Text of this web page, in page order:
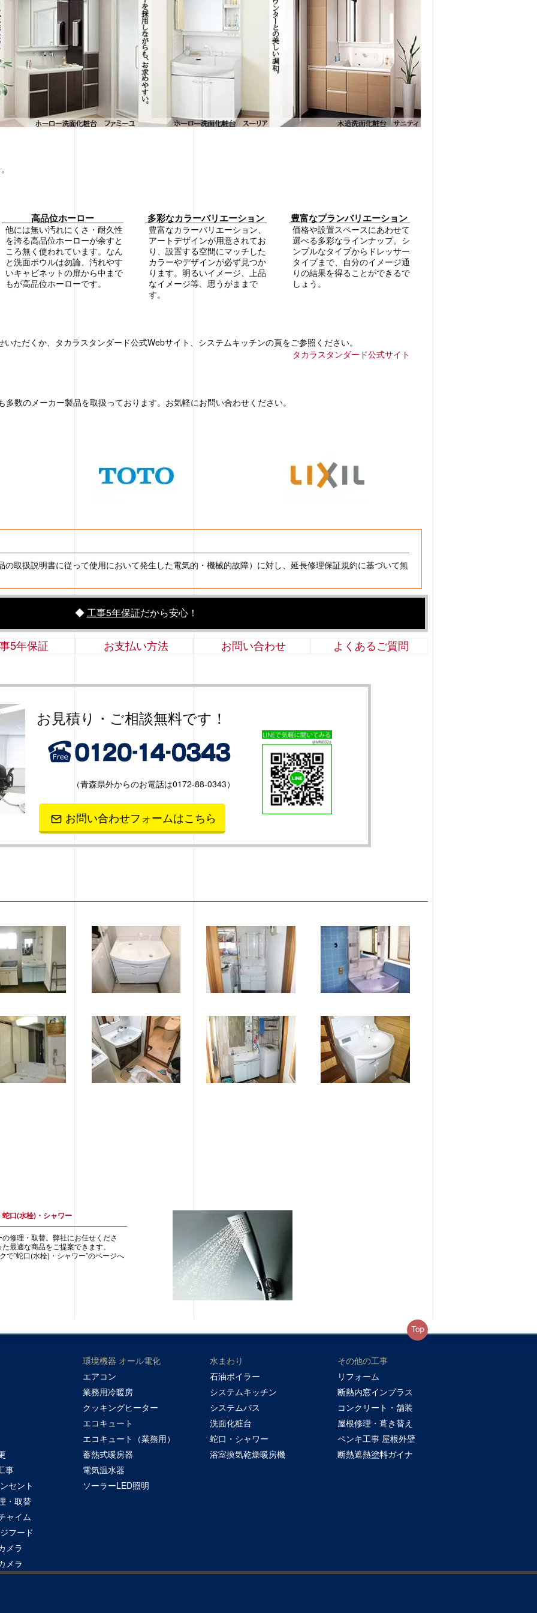
高品位ホーロー
他には無い汚れにくさ・耐久性
を誇る高品位ホーローが余すと
ころ無く使われています。なん
と洗面ボウルは勿論、汚れやす
いキャビネットの扉から中まで
もが高品位ホーローです。
多彩なカラーバリエーション
豊富なカラーバリエーション、
アートデザインが用意されてお
り、設置する空間にマッチした
カラーやデザインが必ず見つか
ります。明るいイメージ、上品
なイメージ等、思うがままで
す。
豊富なプランバリエーション
価格や設置スペースにあわせて
選べる多彩なラインナップ。シ
ンプルなタイプからドレッサー
タイプまで、自分のイメージ通
りの結果を得ることができるで
しょう。
ただくか、タカラスタンダード公式Webサイト、システムキッチンの頁をご参照ください。
タカラスタンダード公式サイト
多数のメーカー製品を取扱っております。お気軽にお問い合わせください。
取扱説明書に従って使用において発生した電気的・機械的故障）に対し、延長修理保証規約に基づいて無
◆工事5年保証だから安心！
5年保証 お支払い方法 お問い合わせ よくあるご質問
お見積り・ご相談無料です！
（青森県外からのお電話は0172-88-0343）
お問い合わせフォームはこちら
蛇口(水栓)・シャワー
修理・取替。弊社にお任せくださ
最適な商品をご提案できます。
で”蛇口(水栓)・シャワー”のページへ
事
セント
・取替
ャイム
フード
メラ
メラ
環境機器 オール電化
エアコン
業務用冷暖房
クッキングヒーター
エコキュート
エコキュート（業務用）
蓄熱式暖房器
電気温水器
ソーラーLED照明
水まわり
石油ボイラー
システムキッチン
システムバス
洗面化粧台
蛇口・シャワー
浴室換気乾燥暖房機
その他の工事
リフォーム
断熱内窓インプラス
コンクリート・舗装
屋根修理・葺き替え
ペンキ工事 屋根外壁
断熱遮熱塗料ガイナ